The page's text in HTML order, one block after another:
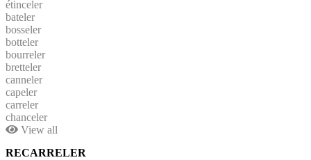
étinceler
bateler
bosseler
botteler
bourreler
bretteler
canneler
capeler
carreler
chanceler
View all
RECARRELER